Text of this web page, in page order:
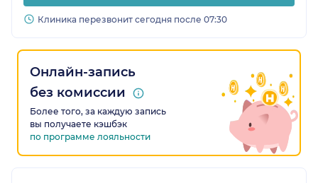
Клиника перезвонит сегодня после 07:30
Онлайн-запись
без комиссии
Более того, за каждую запись
вы получаете кэшбэк
по программе лояльности